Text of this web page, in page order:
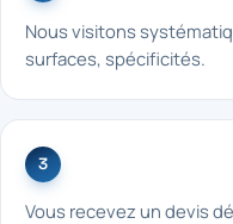
Nous visitons
surfaces, spécificités.
3
Vous recevez un devis